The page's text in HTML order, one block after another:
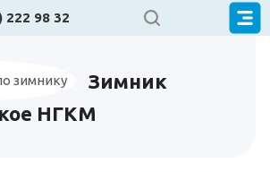
222 98 32
Зимник
НГКМ